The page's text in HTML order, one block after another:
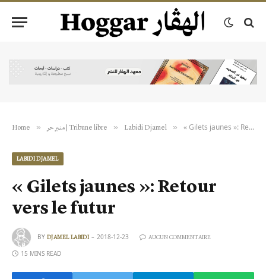
Home » منبر حر | Tribune libre » Labidi Djamel » « Gilets jaunes »: Retour vers le futur
LABIDI DJAMEL
« Gilets jaunes »: Retour
vers le futur
BY DJAMEL LABIDI 2018-12-23 AUCUN COMMENTAIRE
15 MINS READ